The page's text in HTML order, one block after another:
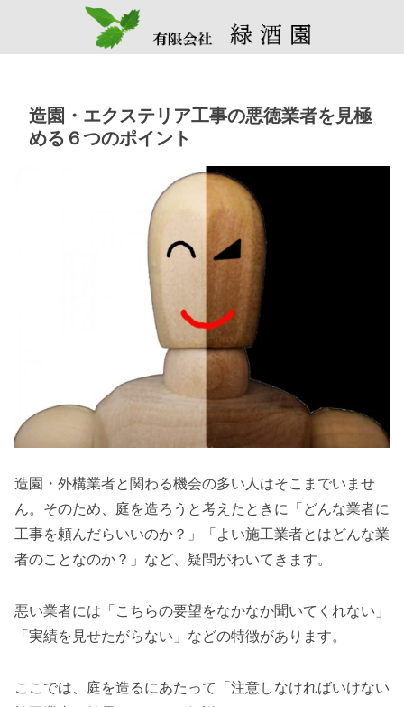
造園・エクステリア工事の悪徳業者を見極
める６つのポイント
造園・外構業者と関わる機会の多い人はそこまでいませ
ん。そのため、庭を造ろうと考えたときに「どんな業者に
工事を頼んだらいいのか？」「よい施工業者とはどんな業
者のことなのか？」など、疑問がわいてきます。
悪い業者には「こちらの要望をなかなか聞いてくれない」
「実績を見せたがらない」などの特徴があります。
ここでは、庭を造るにあたって「注意しなければいけない